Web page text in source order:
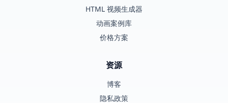
HTML 视频生成器
动画案例库
价格方案
资源
博客
隐私政策